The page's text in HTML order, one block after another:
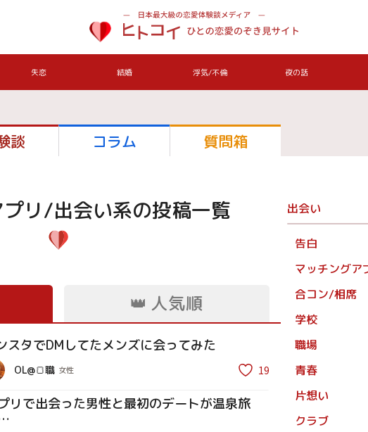
失恋 結婚 浮気/不倫 夜の話
談 コラム 質問箱
リ/出会い系の投稿一覧
👑 人気順
スタでDMしてたメンズに会ってみた
OL@🍞職 女性 19
リで出会った男性と最初のデートが温泉旅
出会い
告白
マッチング
合コン/相席
学校
職場
青春
片想い
クラブ